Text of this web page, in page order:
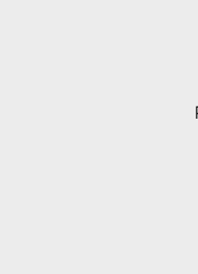
Ředidla, tužidla, čističe,